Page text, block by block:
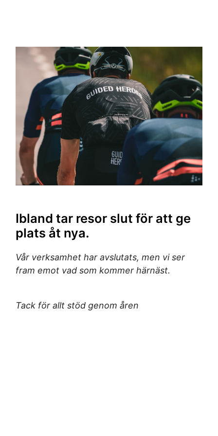
Ibland tar resor slut för att ge
plats åt nya.
Vår verksamhet har avslutats, men vi ser
fram emot vad som kommer härnäst.
Tack för allt stöd genom åren